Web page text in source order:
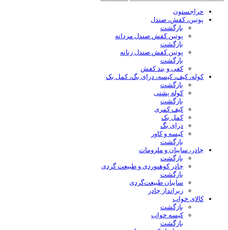
حراجستون
پوتین، کفش، صندل
بازگشت
پوتین کفش صندل مردانه
بازگشت
پوتین کفش صندل زنانه
بازگشت
کفی و بند کفش
کوله، کیف، کیسه، درای بگ، کمل بک
بازگشت
کوله پشتی
بازگشت
کیف کمری
کمل بک
درای بگ
کیسه و کاور
بازگشت
چادر، سایبان و ملزومات
بازگشت
چادر کوهنوردی و طبیعت گردی
بازگشت
سایبان طبیعت‌گردی
زیرانداز چادر
کالای خواب
بازگشت
کیسه خواب
بازگشت